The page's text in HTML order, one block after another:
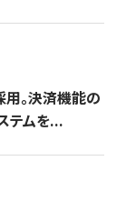
用。決済機能の
テムを...